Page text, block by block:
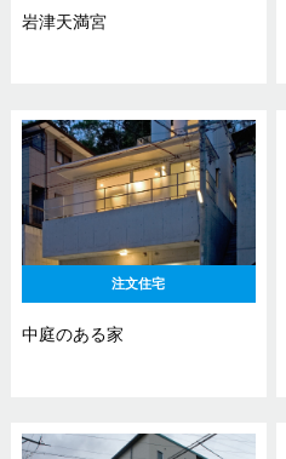
岩津天満宮
注文住宅
中庭のある家